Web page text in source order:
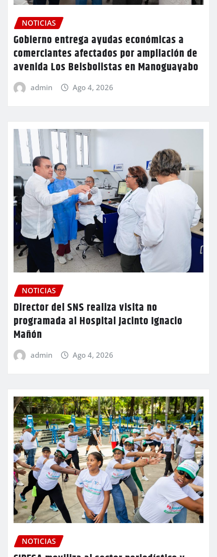
NOTICIAS
Gobierno entrega ayudas económicas a
comerciantes afectados por ampliación de
avenida Los Beisbolistas en Manoguayabo
admin Ago 4, 2026
NOTICIAS
Director del SNS realiza visita no
programada al Hospital Jacinto Ignacio
Mañón
admin Ago 4, 2026
NOTICIAS